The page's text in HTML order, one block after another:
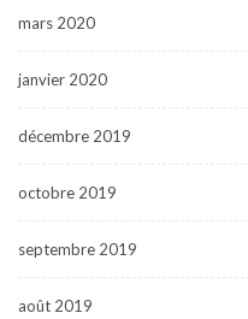
mars 2020
janvier 2020
décembre 2019
octobre 2019
septembre 2019
août 2019